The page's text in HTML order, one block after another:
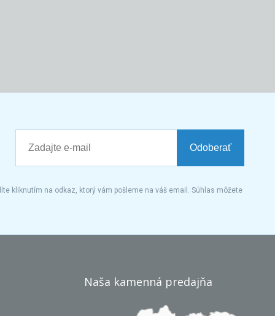
Odoberať
kliknutím na odkaz, ktorý vám pošleme na váš email. Súhlas môžete
Naša kamenná predajňa